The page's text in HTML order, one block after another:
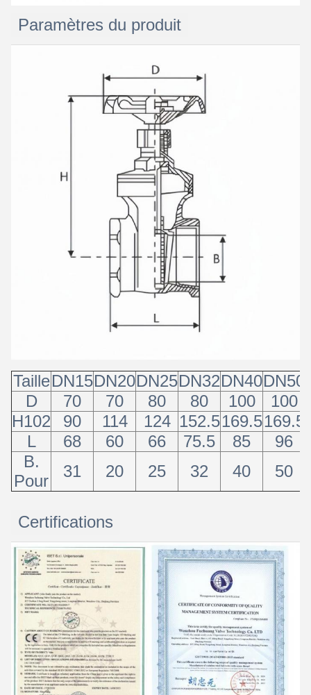
SOUMETTRE
Paramètres du produit
TailleDN15DN20DN25DN32DN40DN50
D
70 70 80 80 100
100
H102
90 114 124 152.5169.5169.5
L
68 60 66 75.5 85
96
B.
Pour
31 20 25 32 40 50
Certifications